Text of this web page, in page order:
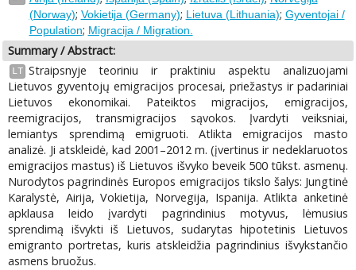
(Norway); Vokietija (Germany); Lietuva (Lithuania); Gyventojai /
Population; Migracija / Migration.
Summary / Abstract:
LT Straipsnyje teoriniu ir praktiniu aspektu analizuojami
Lietuvos gyventojų emigracijos procesai, priežastys ir padariniai
Lietuvos ekonomikai. Pateiktos migracijos, emigracijos,
reemigracijos, transmigracijos sąvokos. Įvardyti veiksniai,
lemiantys sprendimą emigruoti. Atlikta emigracijos masto
analizė. Ji atskleidė, kad 2001–2012 m. (įvertinus ir nedeklaruotos
emigracijos mastus) iš Lietuvos išvyko beveik 500 tūkst. asmenų.
Nurodytos pagrindinės Europos emigracijos tikslo šalys: Jungtinė
Karalystė, Airija, Vokietija, Norvegija, Ispanija. Atlikta anketinė
apklausa leido įvardyti pagrindinius motyvus, lėmusius
sprendimą išvykti iš Lietuvos, sudarytas hipotetinis Lietuvos
emigranto portretas, kuris atskleidžia pagrindinius išvykstančio
asmens bruožus.